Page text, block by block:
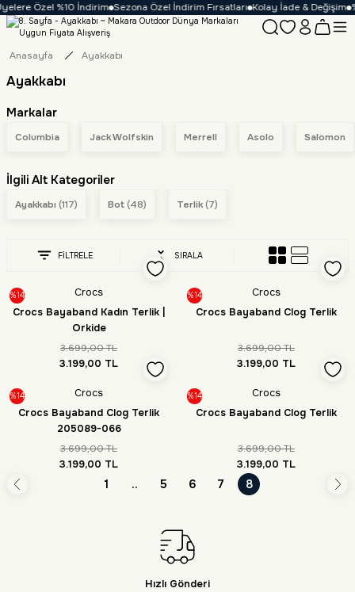
Özel %10 İndirim Sezona Özel İndirim Fırsatları Kolay İade & Değişim
Anasayfa Ayakkabı
Ayakkabı
Markalar
Columbia Jack Wolfskin Merrell Asolo Salomon
İlgili Alt Kategoriler
Ayakkabı (117) Bot (48) Terlik(7)
FİLTRELE SIRALA
%14
Crocs
Crocs Bayaband Kadın Terlik |
Orkide
3.699,00 TL
3.199,00 TL
%14
Crocs
Crocs Bayaband Clog Terlik
3.699,00 TL
3.199,00 TL
%14
Crocs
Crocs Bayaband Clog Terlik
205089-066
3.699,00 TL
3.199,00 TL
%14
Crocs
Crocs Bayaband Clog Terlik
3.699,00 TL
3.199,00 TL
1 .. 5 6 7 8
Hızlı Gönderi